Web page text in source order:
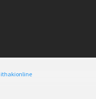
ithakionline